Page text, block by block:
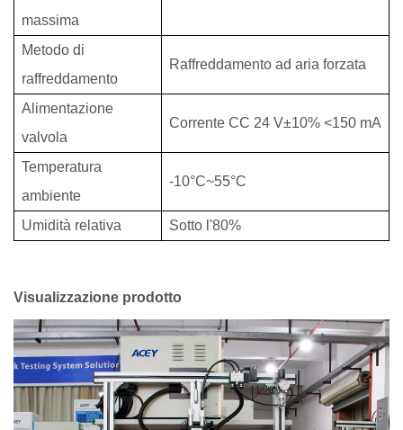
massima
Metodo di
raffreddamento
Raffreddamento ad aria forzata
Alimentazione
valvola
Corrente CC 24 V±10% <150 mA
Temperatura
ambiente
-10°C~55°C
Umidità relativa Sotto l'80%
Visualizzazione prodotto